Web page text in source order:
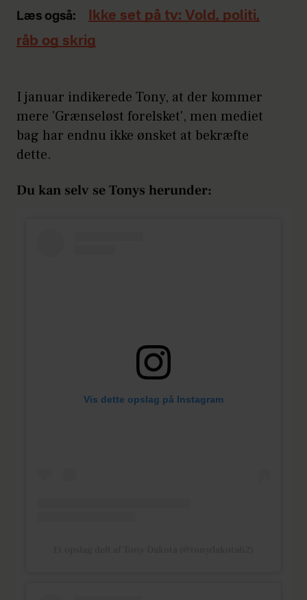
Læs også:
Ikke set på tv: Vold, politi,
råb og skrig
I januar indikerede Tony, at der kommer
mere 'Grænseløst forelsket', men mediet
bag har endnu ikke ønsket at bekræfte
dette.
Du kan selv se Tonys herunder:
Vis dette opslag på Instagram